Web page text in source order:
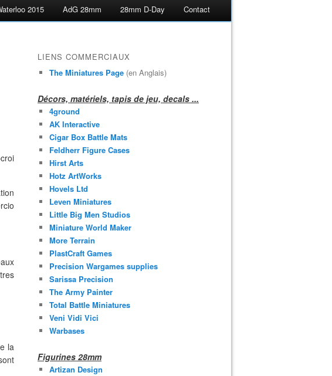
2015 AdG 28mm 28mm D-Day Contact
la
LIENS COMMERCIAUX
The Miniatures Page (en Anglais)
Décors, matériels, tapis de jeu, decals ...
4ground
AK Interactive
Cigar Box Battle Mats
Feldherr Figure Cases
Hirst Arts
Hotz ArtWorks
Hovels Ltd
Leven Miniatures
Little Big Men Studios
Miniature World Maker
More Terrain
PlastCraft Games
Precision Wargames supplies
Sarissa Precision
The Army Painter
Total Battle Miniatures
Veni Vidi Vici
Warbases
Figurines 28mm
Artizan Design